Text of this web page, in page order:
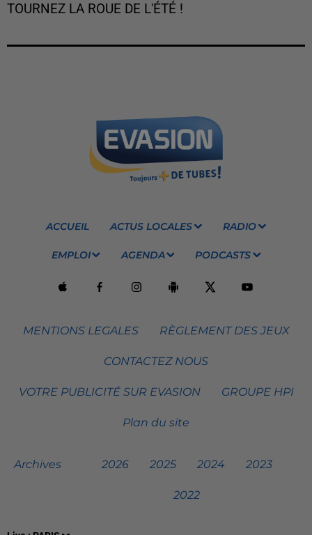
TOURNEZ LA ROUE DE L'ÉTÉ !
ACCUEIL ACTUS LOCALES RADIO
EMPLOI AGENDA PODCASTS
MENTIONS LEGALES RÈGLEMENT DES JEUX
CONTACTEZ NOUS
VOTRE PUBLICITÉ SUR EVASION GROUPE HPI
Plan du site
Archives 2026 2025 2024 2023
2022